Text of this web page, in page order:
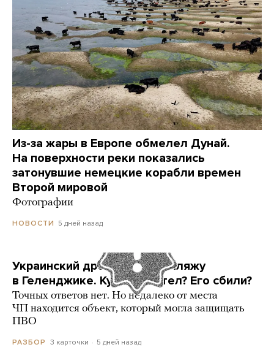
Из-за жары в Европе обмелел Дунай.
На поверхности реки показались
затонувшие немецкие корабли времен
Второй мировой
Фотографии
НОВОСТИ 5 дней назад
Украинский дрон попал по пляжу
в Геленджике. Куда он летел? Его сбили?
Точных ответов нет. Но недалеко от места
ЧП находится объект, который могла защищать
ПВО
РАЗБОР 3 карточки 5 дней назад